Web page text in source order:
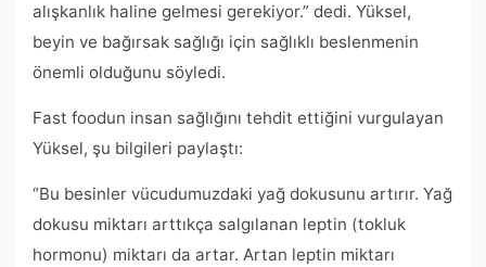
alışkanlık haline gelmesi gerekiyor.” dedi. Yüksel,
beyin ve bağırsak sağlığı için sağlıklı beslenmenin
önemli olduğunu söyledi.
Fast foodun insan sağlığını tehdit ettiğini vurgulayan
Yüksel, şu bilgileri paylaştı:
“Bu besinler vücudumuzdaki yağ dokusunu artırır. Yağ
dokusu miktarı arttıkça salgılanan leptin (tokluk
hormonu) miktarı da artar. Artan leptin miktarı